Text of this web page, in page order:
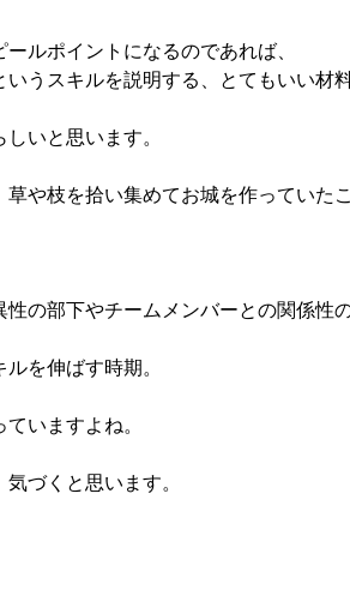
ルポイントになるのであれば、
うスキルを説明する、とてもいい材
いと思います。
や枝を拾い集めてお城を作っていた
の部下やチームメンバーとの関係性
を伸ばす時期。
いますよね。
づくと思います。